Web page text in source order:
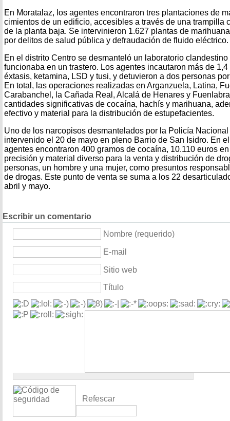
En Moratalaz, los agentes encontraron tres plantaciones de
cimientos de un edificio, accesibles a través de una trampilla
de la planta baja. Se intervinieron 1.627 plantas de
por delitos de salud pública y defraudación de fluido eléctrico.
En el distrito Centro se desmanteló un laboratorio
funcionaba en un trastero. Los agentes incautaron más de
éxtasis, ketamina, LSD y tusi, y detuvieron a dos personas
En total, las operaciones realizadas en Arganzuela, Latina,
Carabanchel, la Cañada Real, Alcalá de Henares y
cantidades significativas de cocaína, hachís y marihuana,
efectivo y material para la distribución de estupefacientes.
Uno de los narcopisos desmantelados por la Policía
intervenido el 20 de mayo en pleno Barrio de San Isidro. En
agentes encontraron 400 gramos de cocaína, 10.110 euros
precisión y material diverso para la venta y distribución de
personas, un hombre y una mujer, como presuntos
de drogas. Este punto de venta se suma a los 22
abril y mayo.
Escribir un comentario
Nombre (requerido)
E-mail
Sitio web
Título
Refescar